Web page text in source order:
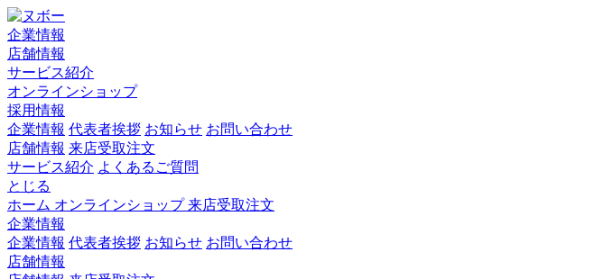
企業情報
店舗情報
サービス紹介
オンラインショップ
採用情報
企業情報 代表者挨拶 お知らせ お問い合わせ
店舗情報 来店受取注文
サービス紹介 よくあるご質問
とじる
ホーム オンラインショップ来店受取注文
企業情報
企業情報 代表者挨拶 お知らせ お問い合わせ
店舗情報